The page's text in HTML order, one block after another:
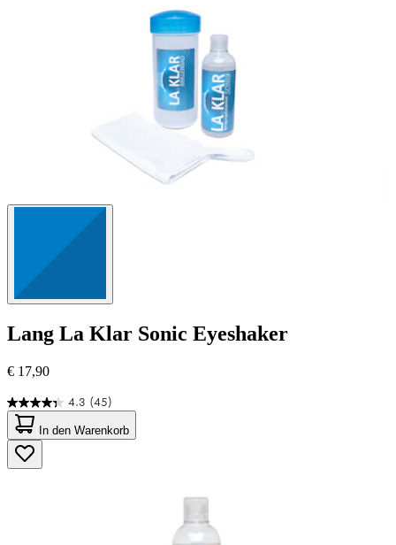
Lang La Klar Sonic Eyeshaker
€ 17,90
4.3 (45)
4.3
von
5
Sternen.
45
In den Warenkorb